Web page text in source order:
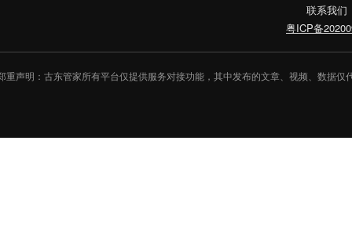
联系我们
粤ICP备
重声明：古东管家所有平台仅提供服务对接功能，其中发布的文章、视频、数据